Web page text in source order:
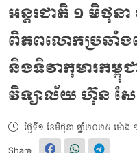
អន្តរជាតិ ១ មិថុ
ពិភពលោកប្រឆាំង
និងទិវាកុមារកម្ពុ
វិទ្យាល័យ ហ៊ុន ស
ថ្ងៃទី១ ខែមិថុនា ឆ្នាំ២០២៥ ម៉ោង